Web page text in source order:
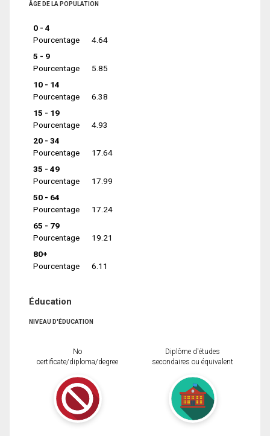
ÂGE DE LA POPULATION
0 - 4
Pourcentage
4.64
5 - 9
Pourcentage
5.85
10 - 14
Pourcentage
6.38
15 - 19
Pourcentage
4.93
20 - 34
Pourcentage
17.64
35 - 49
Pourcentage
17.99
50 - 64
Pourcentage
17.24
65 - 79
Pourcentage
19.21
80+
Pourcentage
6.11
Éducation
NIVEAU D'ÉDUCATION
No
certificate/diploma/degree
Diplôme d'études
secondaires ou équivalent